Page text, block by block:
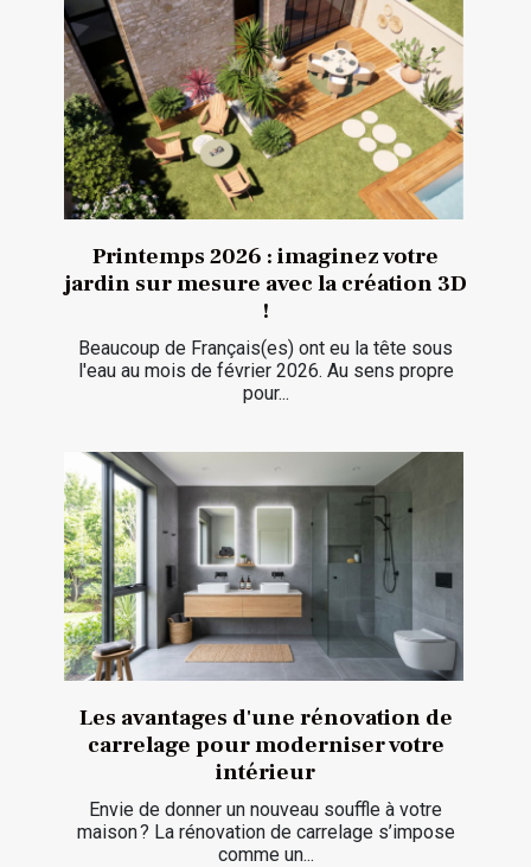
Printemps 2026 : imaginez votre
jardin sur mesure avec la création 3D
!
Beaucoup de Français(es) ont eu la tête sous
l'eau au mois de février 2026. Au sens propre
pour...
Les avantages d'une rénovation de
carrelage pour moderniser votre
intérieur
Envie de donner un nouveau souffle à votre
maison ? La rénovation de carrelage s’impose
comme un...